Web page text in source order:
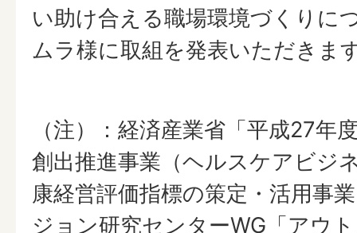
い助け合える職場環境づくりに
ムラ様に取組を発表いただきま
（注）：経済産業省「平成27年
創出推進事業（ヘルスケアビジ
康経営評価指標の策定・活用事
ジョン研究センターWG「アウ